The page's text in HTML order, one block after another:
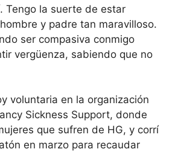
Tengo la suerte de estar
y padre tan maravilloso.
ser compasiva conmigo
vergüenza, sabiendo que no
voluntaria en la organización
Sickness Support, donde
que sufren de HG, y corrí
en marzo para recaudar